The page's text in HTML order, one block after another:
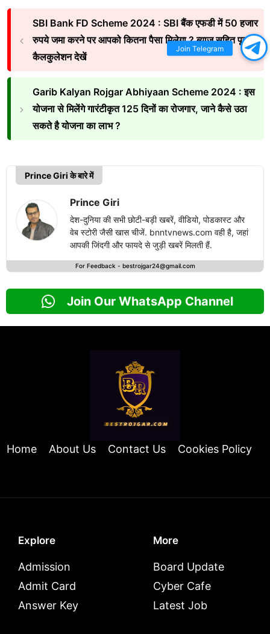
SBI Bank FD Scheme 2024 : SBI बैंक एफडी में 50 हजार
रुपये जमा करने पर आपको कितना पैसा मिलेगा ? ब्याज सहित पूरा
कैलकुलेशन देखें
Garib Kalyan Rojgar Abhiyaan Scheme 2024 : इस
योजना से मिलेंगे गारंटीकृत 125 दिनों का रोजगार, जाने कैसे उठा
सकते है योजना का लाभ ?
Prince Giri के बारे में
Prince Giri
देश-दुनिया की सभी छोटी-बड़ी खबरें, वीडियो, पोडकास्ट और
वेब स्टोरी जैसी खास चीजें. bnntvnews.com वही है, जहां
आपकी जिंदगी और फायदे से जुड़ी खबरें मिलती हैं.
For Feedback - bestrojgar24@gmail.com
Join Our WhatsApp Channel
Home About Us Contact Us Cookies Policy
Explore
Admission
Admit Card
Answer Key
More
Board Update
Cyber Cafe
Latest Job
Join Telegram